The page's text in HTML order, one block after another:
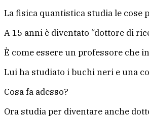
La fisica quantistica studia le cose
A 15 anni è diventato “dottore di
È come essere un professore che
Lui ha studiato i buchi neri e una
Cosa fa adesso?
Ora studia per diventare anche